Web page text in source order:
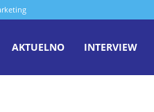
AKTUELNO INTERVIEW